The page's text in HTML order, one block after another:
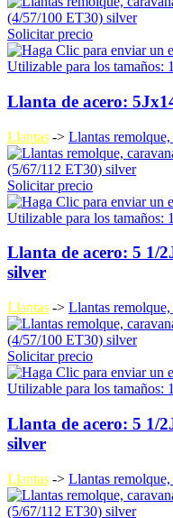
Solicitar precio
Utilizable para los tamaños:
Llanta de acero:
Llantas -> Llantas remolque,
Solicitar precio
Utilizable para los tamaños:
Llanta de acero: 5 1/
silver
Llantas -> Llantas remolque,
Solicitar precio
Utilizable para los tamaños:
Llanta de acero: 5 1/
silver
Llantas -> Llantas remolque,